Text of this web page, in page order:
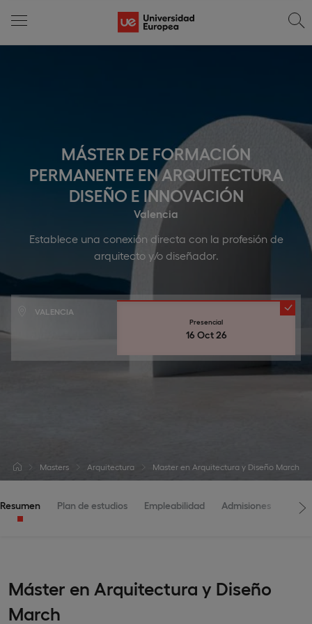
MÁSTER DE FORMACIÓN
PERMANENTE EN ARQUITECTURA
DISEÑO E INNOVACIÓN
Valencia
Establece una conexión directa con la profesión de
arquitecto y/o diseñador.
VALENCIA
Presencial
16 Oct 26
Masters Arquitectura Master en Arquitectura y Diseño March
Resumen Plan de estudios Empleabilidad Admisiones
Máster en Arquitectura y Diseño
March